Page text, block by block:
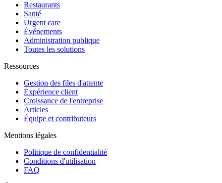
Restaurants
Santé
Urgent care
Événements
Administration publique
Toutes les solutions
Ressources
Gestion des files d'attente
Expérience client
Croissance de l'entreprise
Articles
Équipe et contributeurs
Mentions légales
Politique de confidentialité
Conditions d'utilisation
FAQ